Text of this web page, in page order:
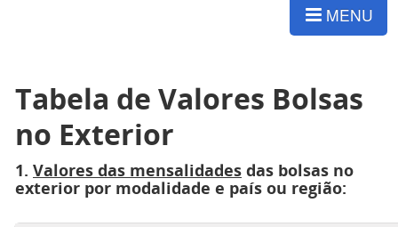
MENU
Tabela de Valores Bolsas
no Exterior
1. Valores das mensalidades das bolsas no
exterior por modalidade e país ou região: